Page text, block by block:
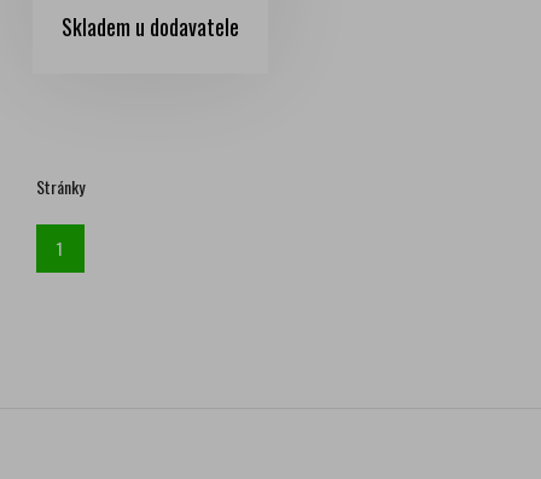
Skladem u dodavatele
Stránky
1